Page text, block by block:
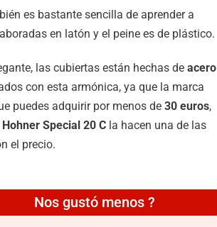
es bastante sencilla de aprender a
en latón y el peine es de plástico.
las cubiertas están hechas de acero
con esta armónica, ya que la marca
puedes adquirir por menos de 30 euros,
Hohner Special 20 C la hacen una de las
el precio.
Nos gustó menos ?